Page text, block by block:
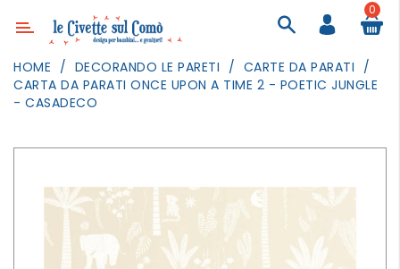
Categoria
ARREDAMENTO
TESSILI
0
HOME DECORANDO LE PARETI
CARTE DA PARATI
CARTA DA PARATI ONCE UPON A TIME 2 - POETIC JUNGLE
- CASADECO